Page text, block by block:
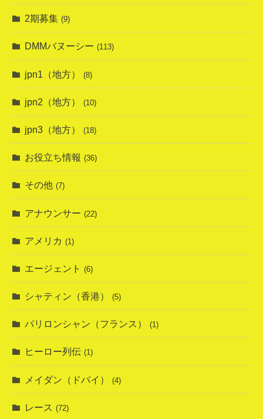
2期募集 (9)
DMMバヌーシー (113)
jpn1（地方） (8)
jpn2（地方） (10)
jpn3（地方） (18)
お役立ち情報 (36)
その他 (7)
アナウンサー (22)
アメリカ (1)
エージェント (6)
シャティン（香港） (5)
パリロンシャン（フランス） (1)
ヒーロー列伝 (1)
メイダン（ドバイ） (4)
レース (72)